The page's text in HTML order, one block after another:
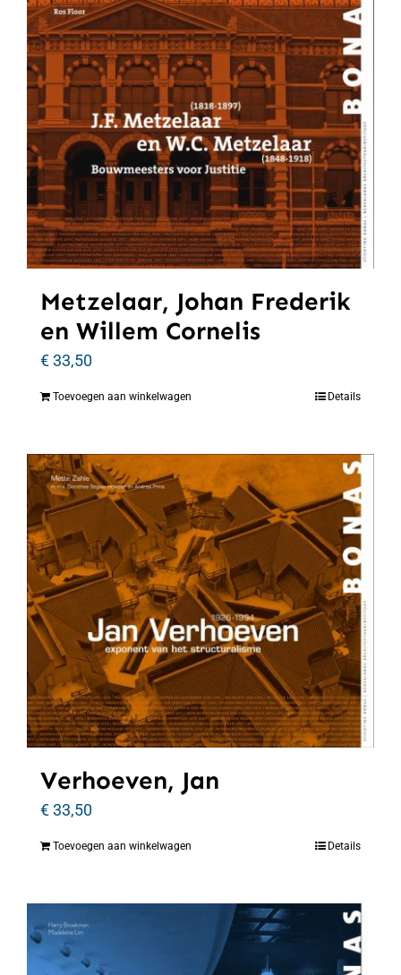
Metzelaar, Johan Frederik
en Willem Cornelis
€33,50
Toevoegen aan winkelwagen Details
Verhoeven, Jan
€33,50
Toevoegen aan winkelwagen Details